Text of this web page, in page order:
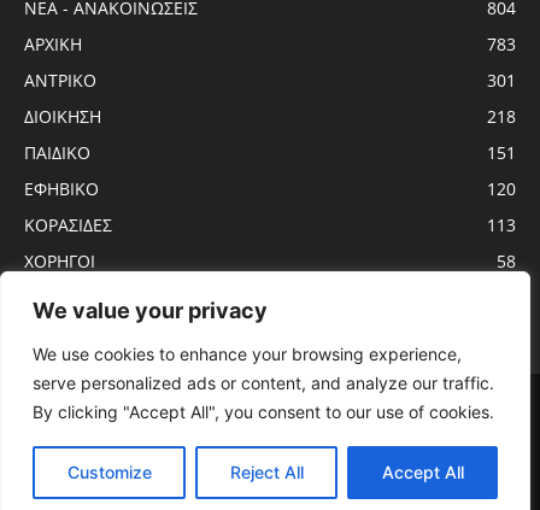
We value your privacy
We use cookies to enhance your browsing experience,
serve personalized ads or content, and analyze our traffic.
By clicking "Accept All", you consent to our use of cookies.
Customize Reject All Accept All
ΝΕΑ - ΑΝΑΚΟΙΝΩΣΕΙΣ
804
ΑΡΧΙΚΗ
783
ΑΝTΡΙΚΟ
301
ΔΙΟΙΚΗΣΗ
218
ΠΑΙΔΙΚΟ
151
ΕΦΗΒΙΚΟ
120
ΚΟΡΑΣΙΔΕΣ
113
ΧΟΡΗΓΟΙ
58
ΝΕΑΝΙΔΕΣ
Αρχική ΑΝTΡΙΚΟ ΝΕΑ – ΑΝΑΚΟΙΝΩΣΕΙΣ
ΓΥΝΑΙΚΩΝ
ΕΦΗΒΙΚΟ
ΠΑΙΔΙΚΟ ΚΟΡΑΣΙΔΕΣ
ΠΡΟΓΡΑΜΜΑ ΑΓΩΝΩΝ
ΕΡΓΑΣΙΑΚΟ
© KADMOS BC - 2020